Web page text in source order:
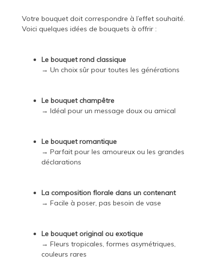
Votre bouquet doit correspondre à l’effet souhaité.
Voici quelques idées de bouquets à offrir :
Le bouquet rond classique
→ Un choix sûr pour toutes les générations
Le bouquet champêtre
→ Idéal pour un message doux ou amical
Le bouquet romantique
→ Parfait pour les amoureux ou les grandes
déclarations
La composition florale dans un contenant
→ Facile à poser, pas besoin de vase
Le bouquet original ou exotique
→ Fleurs tropicales, formes asymétriques,
couleurs rares